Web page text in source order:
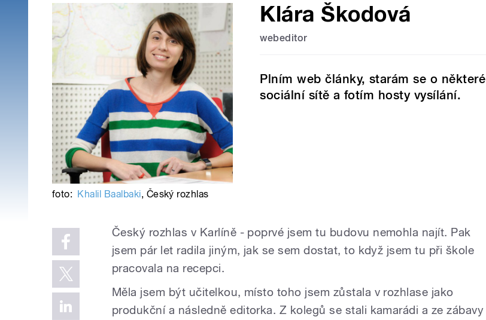
Klára Škodová
webeditor
Plním web články, starám se o některé
sociální sítě a fotím hosty vysílání.
foto: Khalil Baalbaki, Český rozhlas
Český rozhlas v Karlíně - poprvé jsem tu budovu nemohla najít. Pak
jsem pár let radila jiným, jak se sem dostat, to když jsem tu při škole
pracovala na recepci.
Měla jsem být učitelkou, místo toho jsem zůstala v rozhlase jako
produkční a následně editorka. Z kolegů se stali kamarádi a ze zábavy